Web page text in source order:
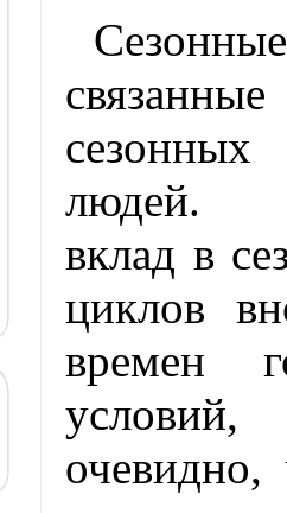
людей.
вклад в
циклов
времен
очевидно,